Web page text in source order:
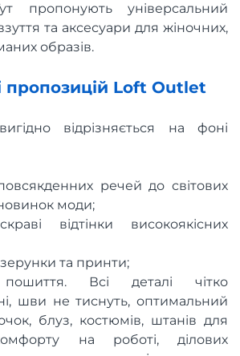
пропонують універсальний
та аксесуари для жіночних,
образів.
пропозицій Loft Outlet
відрізняється на фоні
речей до світових
моди;
відтінки високоякісних
та принти;
пошиття. Всі деталі чітко
шви не тиснуть, оптимальний
блуз, костюмів, штанів для
на роботі, ділових